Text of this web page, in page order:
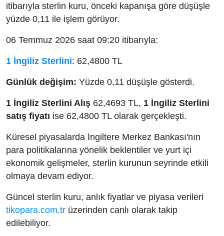
itibarıyla sterlin kuru, önceki kapanışa göre düşüşle
yüzde 0,11 ile işlem görüyor.
06 Temmuz 2026 saat 09:20 itibarıyla:
1 İngiliz Sterlini: 62,4800 TL
Günlük değişim: Yüzde 0,11 düşüşle gösterdi.
1 İngiliz Sterlini Alış 62,4693 TL, 1 İngiliz Sterlini
satış fiyatı ise 62,4800 TL olarak gerçekleşti.
Küresel piyasalarda İngiltere Merkez Bankası'nın
para politikalarına yönelik beklentiler ve yurt içi
ekonomik gelişmeler, sterlin kurunun seyrinde etkili
olmaya devam ediyor.
Güncel sterlin kuru, anlık fiyatlar ve piyasa verileri
tikopara.com.tr üzerinden canlı olarak takip
edilebiliyor.